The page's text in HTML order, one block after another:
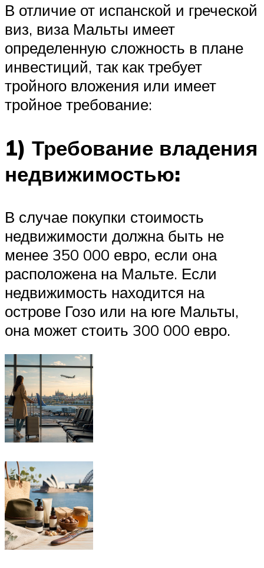
В отличие от испанской и греческой
виз, виза Мальты имеет
определенную сложность в плане
инвестиций, так как требует
тройного вложения или имеет
тройное требование:
1) Требование владения
недвижимостью:
В случае покупки стоимость
недвижимости должна быть не
менее 350 000 евро, если она
расположена на Мальте. Если
недвижимость находится на
острове Гозо или на юге Мальты,
она может стоить 300 000 евро.